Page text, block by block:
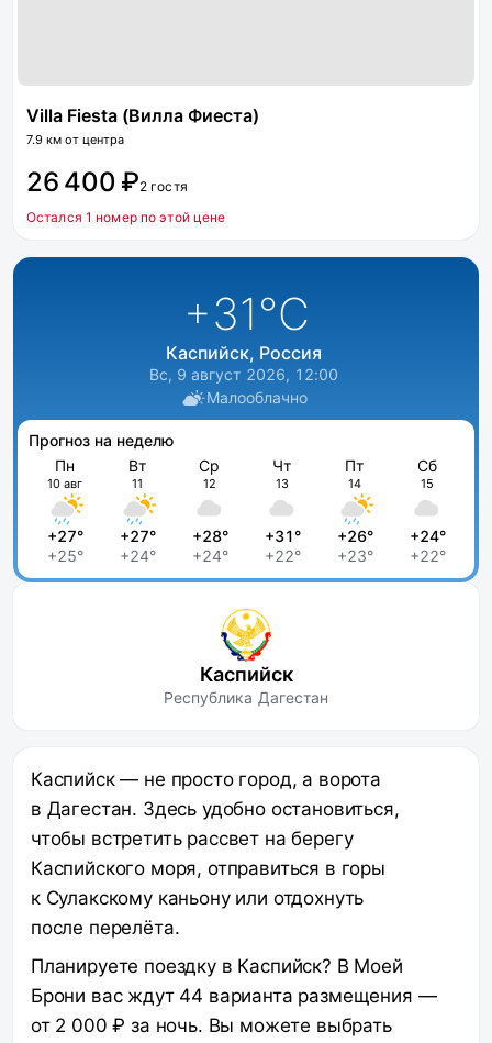
Villa Fiesta (Вилла Фиеста)
7.9 км от центра
26 400 ₽2 гостя
Остался 1 номер по этой цене
+31°C
Каспийск, Россия
Вс, 9 август 2026, 12:00
Малооблачно
Прогноз на неделю
Пн
10 авг
+27°
+25°
Вт
11
+27°
+24°
Ср
12
+28°
+24°
Чт
13
+31°
+22°
Пт
14
+26°
+23°
Сб
15
+24°
+22°
Каспийск
Республика Дагестан
Каспийск — не просто город, а ворота
в Дагестан. Здесь удобно остановиться,
чтобы встретить рассвет на берегу
Каспийского моря, отправиться в горы
к Сулакскому каньону или отдохнуть
после перелёта.
Планируете поездку в Каспийск? В Моей
Брони вас ждут 44 варианта размещения —
от 2 000 ₽ за ночь. Вы можете выбрать